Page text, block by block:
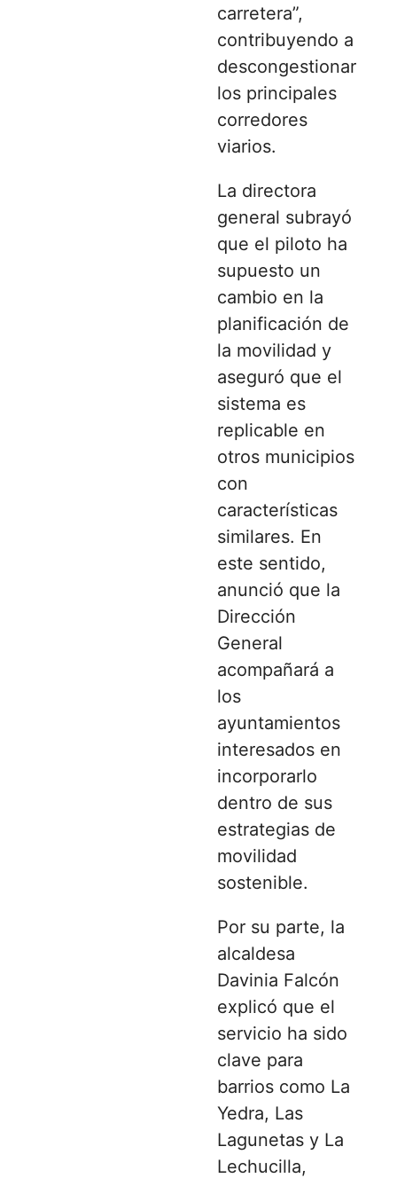
carretera”,
contribuyendo a
descongestionar
los principales
corredores
viarios.
La directora
general subrayó
que el piloto ha
supuesto un
cambio en la
planificación de
la movilidad y
aseguró que el
sistema es
replicable en
otros municipios
con
características
similares. En
este sentido,
anunció que la
Dirección
General
acompañará a
los
ayuntamientos
interesados en
incorporarlo
dentro de sus
estrategias de
movilidad
sostenible.
Por su parte, la
alcaldesa
Davinia Falcón
explicó que el
servicio ha sido
clave para
barrios como La
Yedra, Las
Lagunetas y La
Lechucilla,